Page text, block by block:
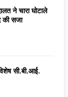
ने चारा घोटाले
की सजा
सी.बी.आई.